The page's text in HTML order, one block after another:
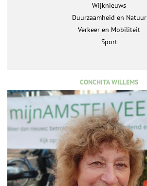
Wijknieuws
Duurzaamheid en Natuur
Verkeer en Mobiliteit
Sport
CONCHITA WILLEMS